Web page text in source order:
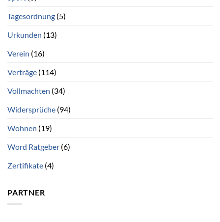
Tagesordnung (5)
Urkunden (13)
Verein (16)
Verträge (114)
Vollmachten (34)
Widersprüche (94)
Wohnen (19)
Word Ratgeber (6)
Zertifikate (4)
PARTNER